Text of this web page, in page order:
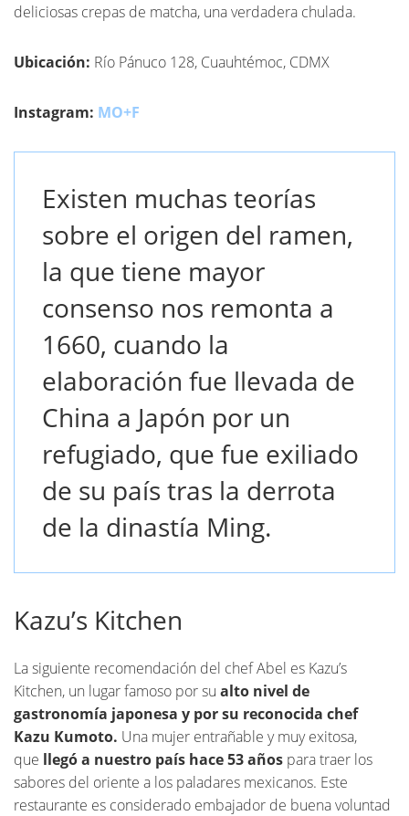
deliciosas crepas de matcha, una verdadera chulada.
Ubicación: Río Pánuco 128, Cuauhtémoc, CDMX
Instagram: MO+F
Existen muchas teorías
sobre el origen del ramen,
la que tiene mayor
consenso nos remonta a
1660, cuando la
elaboración fue llevada de
China a Japón por un
refugiado, que fue exiliado
de su país tras la derrota
de la dinastía Ming.
Kazu’s Kitchen
La siguiente recomendación del chef Abel es Kazu’s
Kitchen, un lugar famoso por su alto nivel de
gastronomía japonesa y por su reconocida chef
Kazu Kumoto. Una mujer entrañable y muy exitosa,
que llegó a nuestro país hace 53 años para traer los
sabores del oriente a los paladares mexicanos. Este
restaurante es considerado embajador de buena voluntad